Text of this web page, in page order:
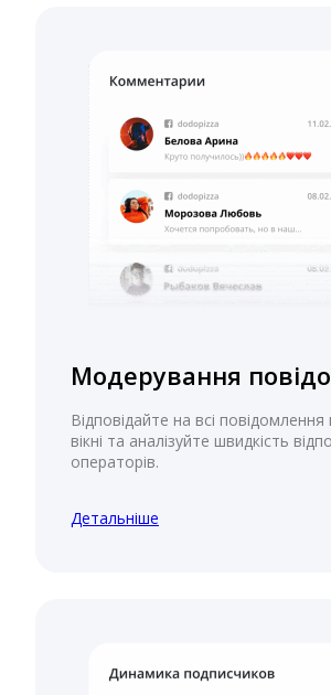
Модерування
Відповідайте на всі
вікні та аналізуйте швидкість
операторів.
Детальніше